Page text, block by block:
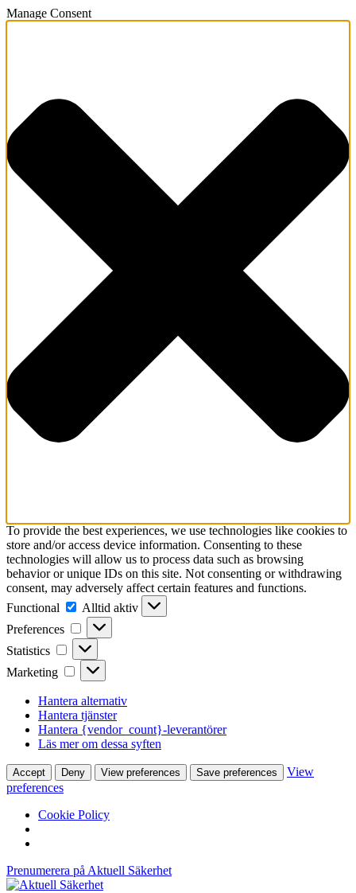
Manage Consent
To provide the best experiences, we use technologies like cookies to
store and/or access device information. Consenting to these
technologies will allow us to process data such as browsing
behavior or unique IDs on this site. Not consenting or withdrawing
consent, may adversely affect certain features and functions.
Functional
Functional
Alltid aktiv
Preferences
Preferences
Statistics Statistics
Marketing Marketing
Hantera alternativ
Hantera tjänster
Hantera {vendor_count}-leverantörer
Läs mer om dessa syften
Accept Deny View preferences Save preferences
View
preferences
Cookie Policy
Prenumerera på Aktuell Säkerhet